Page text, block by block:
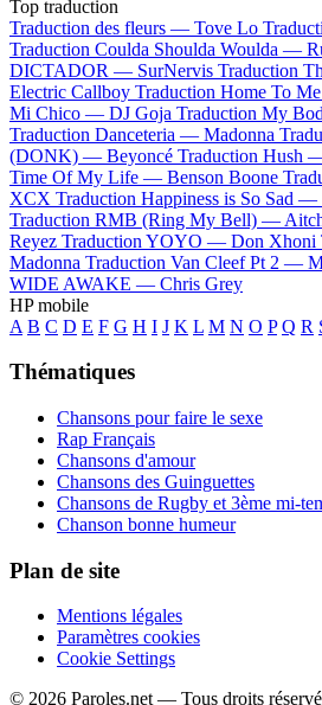
Top traduction
Traduction des fleurs — Tove Lo
Traduction Coulda Shoulda Woulda —
DICTADOR — SurNervis Traduction
Electric Callboy Traduction Home To
Mi Chico — DJ Goja Traduction My
Traduction Danceteria — Madonna
(DONK) — Beyoncé Traduction Hush
Time Of My Life — Benson Boone
XCX Traduction Happiness is So Sad —
Traduction RMB (Ring My Bell) —
Reyez Traduction YOYO — Don Xhoni
Madonna Traduction Van Cleef Pt 2 —
WIDE AWAKE — Chris Grey
HP mobile
A B C D E F G H I J K L M N O P Q R
Thématiques
Chansons pour faire le sexe
Rap Français
Chansons d'amour
Chansons des Guinguettes
Chansons de Rugby et 3ème mi-
Chanson bonne humeur
Plan de site
Mentions légales
Paramètres cookies
Cookie Settings
© 2026 Paroles.net — Tous droits